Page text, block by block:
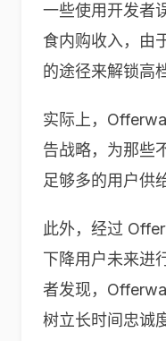
一些使用开发者
食内购收入，由
的途径来解锁高
实际上，
告战略，为那些
足够多的用户供
此外，经过
下降用户未来进
者发现，
树立长时间忠诚